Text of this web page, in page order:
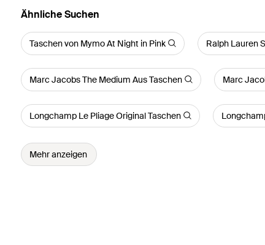
Ähnliche Suchen
Taschen von Mymo At Night in Pink Ralph Lauren
Marc Jacobs The Medium Aus Taschen Marc
Longchamp Le Pliage Original Taschen
Mehr anzeigen